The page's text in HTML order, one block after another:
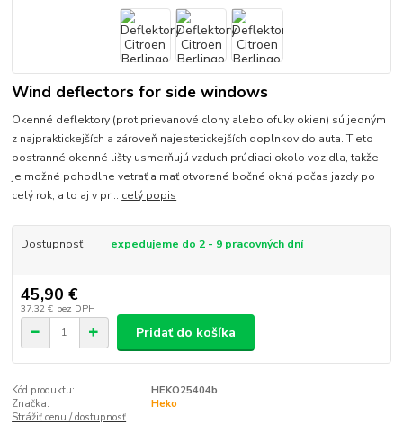
Wind deflectors for side windows
Okenné deflektory (protiprievanové clony alebo ofuky okien) sú jedným
z najpraktickejších a zároveň najestetickejších doplnkov do auta. Tieto
postranné okenné lišty usmerňujú vzduch prúdiaci okolo vozidla, takže
je možné pohodlne vetrať a mať otvorené bočné okná počas jazdy po
celý rok, a to aj v pr... celý popis
Dostupnosť expedujeme do 2 - 9 pracovných dní
45,90 €
37,32 € bez DPH
Pridať do košíka
Kód produktu:
HEKO25404b
Značka:
Heko
Strážiť cenu / dostupnosť